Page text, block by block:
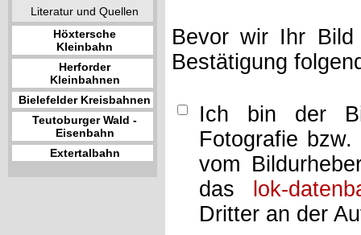
Literatur und Quellen
Höxtersche
Kleinbahn
Herforder
Kleinbahnen
Bielefelder Kreisbahnen
Teutoburger Wald -
Eisenbahn
Extertalbahn
Bevor wir Ihr
Bestätigung
Ich bin der
Fotografie
vom
das
lok-
Dritter an der